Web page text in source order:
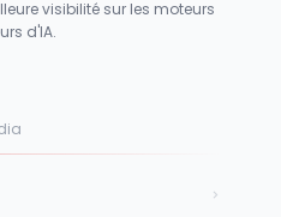
visibilité sur les moteurs
d'IA.